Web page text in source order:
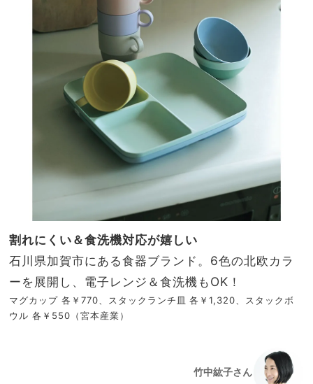
割れにくい＆食洗機対応が嬉しい
石川県加賀市にある食器ブランド。6色の北欧カラ
ーを展開し、電子レンジ＆食洗機もOK！
マグカップ 各￥770、スタックランチ皿 各￥1,320、スタックボ
ウル 各￥550（宮本産業）
竹中紘子さん